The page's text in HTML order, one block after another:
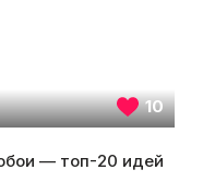
10
— топ-20 идей